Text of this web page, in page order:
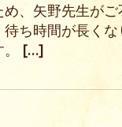
、矢野先生が
ち時間が長く
[…]